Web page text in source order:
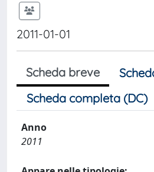
2011-01-01
Scheda breve
Scheda completa (DC)
Anno
2011